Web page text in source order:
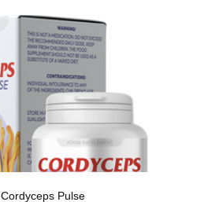
Cordyceps Pulse